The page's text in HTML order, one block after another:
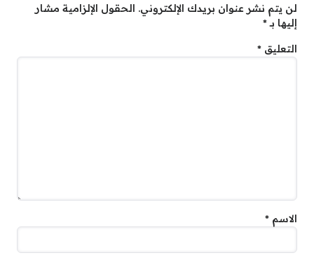
لن يتم نشر عنوان بريدك الإلكتروني. الحقول الإلزامية مشار
إليها بـ*
التعليق *
الاسم *